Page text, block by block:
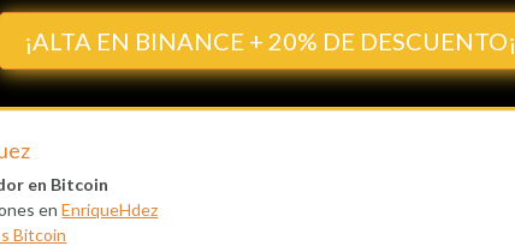
¡ALTA EN BINANCE + 20% DE DESCUENTO¡
en Bitcoin
enEnriqueHdez
Bitcoin